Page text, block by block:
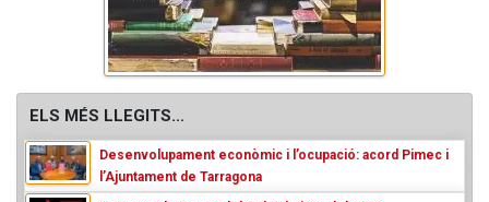
ELS MÉS LLEGITS...
Desenvolupament econòmic i l’ocupació: acord Pimec i
l’Ajuntament de Tarragona